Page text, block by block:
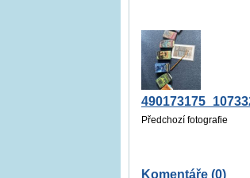
Předchozí fotografie
Komentáře (0)